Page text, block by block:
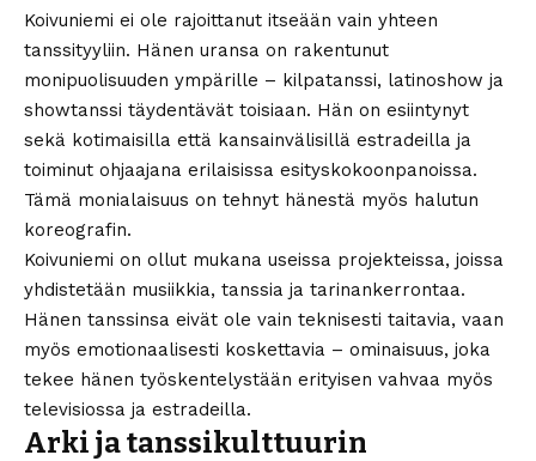
Koivuniemi ei ole rajoittanut itseään vain yhteen
tanssityyliin. Hänen uransa on rakentunut
monipuolisuuden ympärille – kilpatanssi, latinoshow ja
showtanssi täydentävät toisiaan. Hän on esiintynyt
sekä kotimaisilla että kansainvälisillä estradeilla ja
toiminut ohjaajana erilaisissa esityskokoonpanoissa.
Tämä monialaisuus on tehnyt hänestä myös halutun
koreografin.
Koivuniemi on ollut mukana useissa projekteissa, joissa
yhdistetään musiikkia, tanssia ja tarinankerrontaa.
Hänen tanssinsa eivät ole vain teknisesti taitavia, vaan
myös emotionaalisesti koskettavia – ominaisuus, joka
tekee hänen työskentelystään erityisen vahvaa myös
televisiossa ja estradeilla.
Arki ja tanssikulttuurin